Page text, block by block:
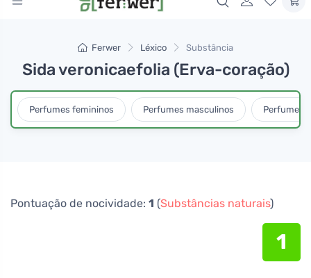
Ferwer Léxico Substância
Sida veronicaefolia (Erva-coração)
Perfumes femininos Perfumes masculinos Perfumes
Pontuação de nocividade: 1 (Substâncias naturais)
1